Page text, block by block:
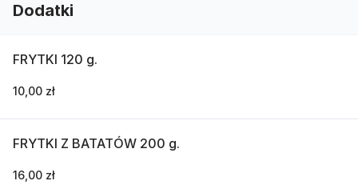
Dodatki
FRYTKI 120 g.
10,00 zł
FRYTKI Z BATATÓW 200 g.
16,00 zł